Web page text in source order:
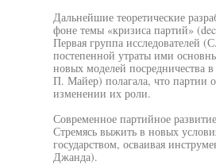
Дальнейшие теоретические
фоне темы «кризиса партий»
Первая группа исследователей
постепенной утраты ими
новых моделей посредничества
П. Майер) полагала, что партии
изменении их роли.
Современное партийное
Стремясь выжить в новых
государством, осваивая
Джанда).